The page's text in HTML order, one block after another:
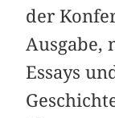
der
Ausgabe,
Essays